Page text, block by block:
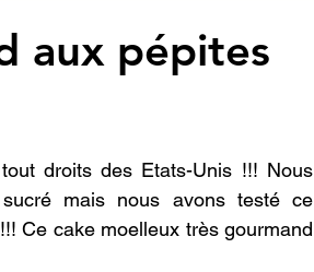
aux pépites
droits des Etats-Unis !!! Nous
mais nous avons testé ce
Ce cake moelleux très gourmand